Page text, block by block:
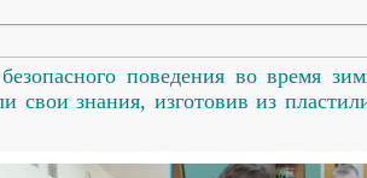
поведения во время
свои знания, изготовив из